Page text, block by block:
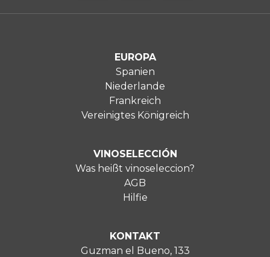
EUROPA
Spanien
Niederlande
Frankreich
Vereinigtes Königreich
VINOSELECCIÓN
Was heißt vinoseleccion?
AGB
Hilfie
KONTAKT
Guzman el Bueno, 133